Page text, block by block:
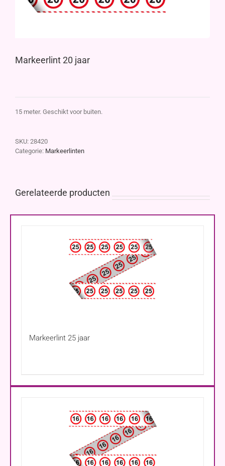
Markeerlint 20 jaar
15 meter. Geschikt voor buiten.
SKU: 28420
Categorie: Markeerlinten
Gerelateerde producten
Markeerlint 25 jaar